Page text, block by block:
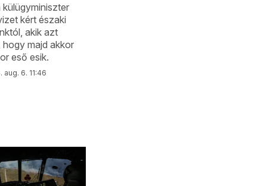
kért északi
akik azt
majd akkor
eső esik.
aug. 6. 11:46